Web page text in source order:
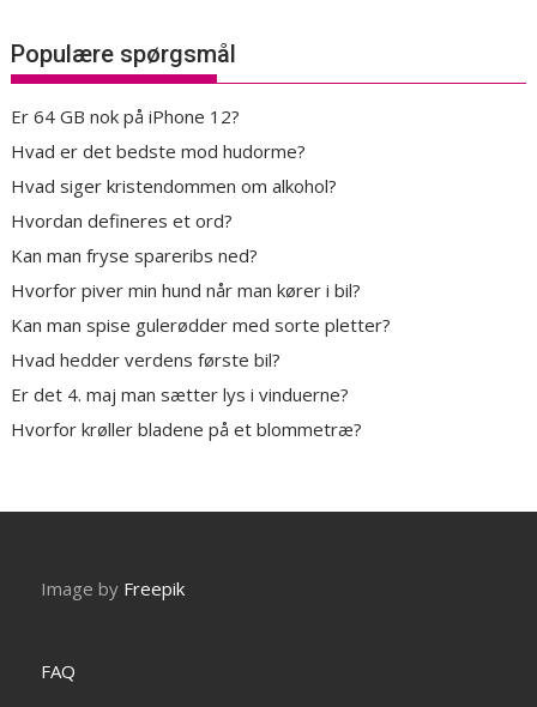
Populære spørgsmål
Er 64 GB nok på iPhone 12?
Hvad er det bedste mod hudorme?
Hvad siger kristendommen om alkohol?
Hvordan defineres et ord?
Kan man fryse spareribs ned?
Hvorfor piver min hund når man kører i bil?
Kan man spise gulerødder med sorte pletter?
Hvad hedder verdens første bil?
Er det 4. maj man sætter lys i vinduerne?
Hvorfor krøller bladene på et blommetræ?
Image by Freepik
FAQ